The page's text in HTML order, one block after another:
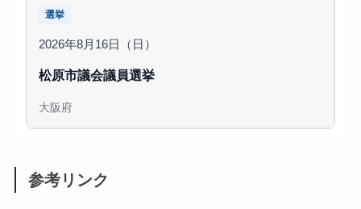
選挙
2026年8月16日（日）
松原市議会議員選挙
大阪府
参考リンク